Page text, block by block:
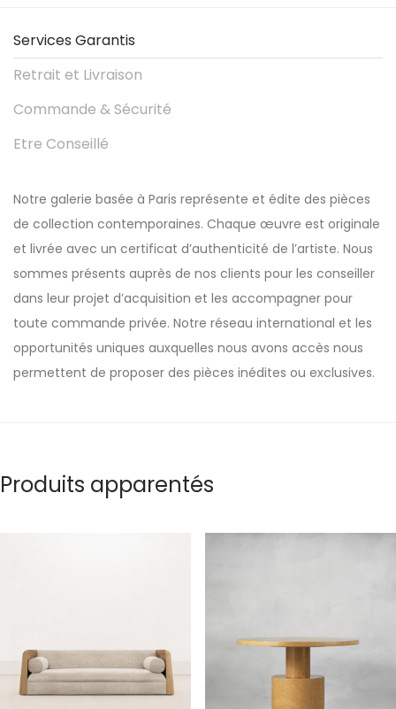
Services Garantis
Retrait et Livraison
Commande & Sécurité
Etre Conseillé
Notre galerie basée à Paris représente et édite des pièces
de collection contemporaines. Chaque œuvre est originale
et livrée avec un certificat d’authenticité de l’artiste. Nous
sommes présents auprès de nos clients pour les conseiller
dans leur projet d’acquisition et les accompagner pour
toute commande privée. Notre réseau international et les
opportunités uniques auxquelles nous avons accès nous
permettent de proposer des pièces inédites ou exclusives.
Produits apparentés